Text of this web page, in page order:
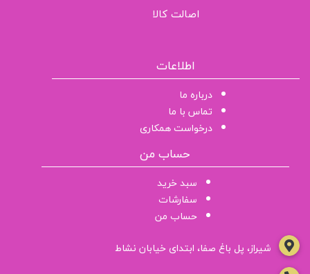
اصالت کالا
اطلاعات
درباره ما
تماس با ما
درخواست همکاری
حساب من
سبد خرید
سفارشات
حساب من
شیراز، پل باغ صفا، ابتدای خیابان نشاط